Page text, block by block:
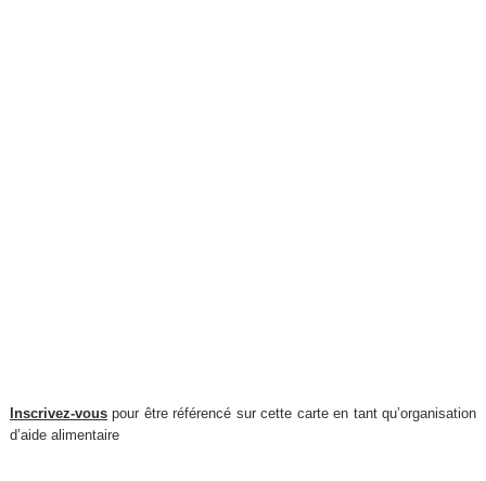
Inscrivez-vouspour être référencé sur cette carte en tant qu’organisation
d’aide alimentaire